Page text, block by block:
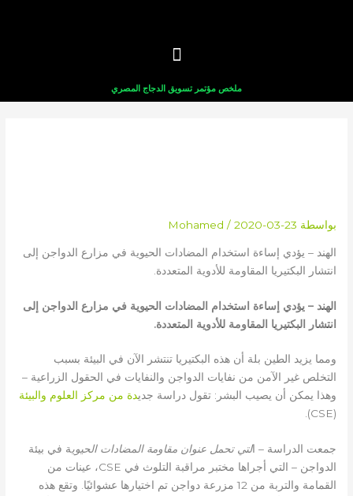
ملخص مؤتمر تسويق الدجاج المصري
بواسطة Mohamed / 2020-03-23
الهند – يؤدي إساءة استخدام المضادات الحيوية في مزارع الدواجن إلى
انتشار البكتيريا المقاومة للأدوية المتعددة.
الهند – يؤدي إساءة استخدام المضادات الحيوية في مزارع الدواجن إلى
انتشار البكتيريا المقاومة للأدوية المتعددة.
ومما يزيد الطين بلة أن هذه البكتيريا تنتشر الآن في البيئة بسبب
التخلص غير الآمن من نفايات الدواجن والنفايات في الحقول الزراعية –
وهذا يمكن أن يصيب البشر: تقول دراسة جديدة من مركز العلوم والبيئة
(CSE).
جمعت الدراسة – التي تحمل عنوان مقاومة المضادات الحيوية في بيئة
الدواجن – التي أجراها مختبر مراقبة التلوث في CSE، عينات من
القمامة والتربة من 12 مزرعة دواجن تم اختيارها عشوائيًا. وتقع هذه